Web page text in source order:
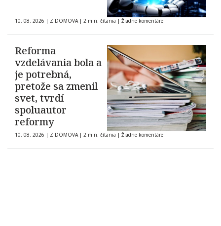
10. 08. 2026 | Z DOMOVA | 2 min. čítania | Žiadne komentáre
Reforma
vzdelávania bola a
je potrebná,
pretože sa zmenil
svet, tvrdí
spoluautor
reformy
10. 08. 2026 | Z DOMOVA | 2 min. čítania | Žiadne komentáre